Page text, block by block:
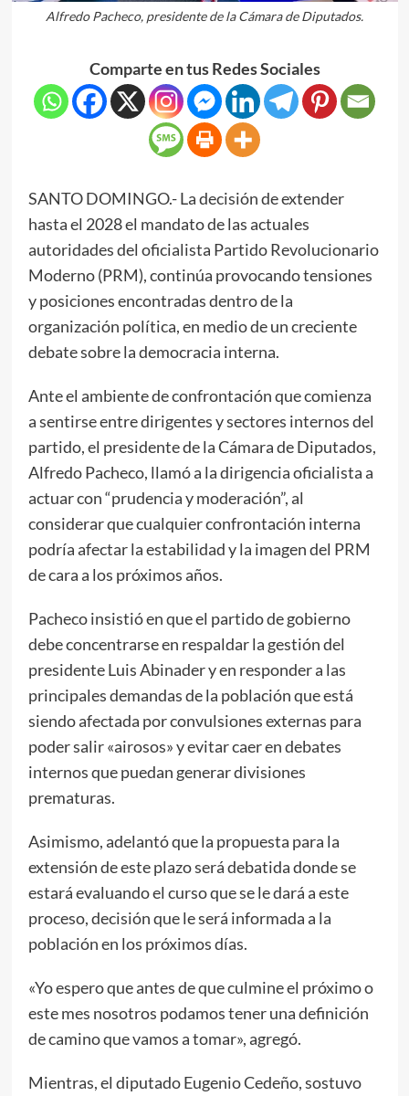
Alfredo Pacheco, presidente de la Cámara de Diputados.
Comparte en tus Redes Sociales
SANTO DOMINGO.- La decisión de extender
hasta el 2028 el mandato de las actuales
autoridades del oficialista Partido Revolucionario
Moderno (PRM), continúa provocando tensiones
y posiciones encontradas dentro de la
organización política, en medio de un creciente
debate sobre la democracia interna.
Ante el ambiente de confrontación que comienza
a sentirse entre dirigentes y sectores internos del
partido, el presidente de la Cámara de Diputados,
Alfredo Pacheco, llamó a la dirigencia oficialista a
actuar con “prudencia y moderación”, al
considerar que cualquier confrontación interna
podría afectar la estabilidad y la imagen del PRM
de cara a los próximos años.
Pacheco insistió en que el partido de gobierno
debe concentrarse en respaldar la gestión del
presidente Luis Abinader y en responder a las
principales demandas de la población que está
siendo afectada por convulsiones externas para
poder salir «airosos» y evitar caer en debates
internos que puedan generar divisiones
prematuras.
Asimismo, adelantó que la propuesta para la
extensión de este plazo será debatida donde se
estará evaluando el curso que se le dará a este
proceso, decisión que le será informada a la
población en los próximos días.
«Yo espero que antes de que culmine el próximo o
este mes nosotros podamos tener una definición
de camino que vamos a tomar», agregó.
Mientras, el diputado Eugenio Cedeño, sostuvo